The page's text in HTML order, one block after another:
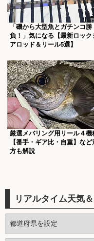
「磯から大型魚とガチンコ勝
負！」気になる【最新ロック
アロッド＆リール5選】
厳選メバリング用リール４機
【番手・ギア比・自重】など
方も解説
リアルタイム天気